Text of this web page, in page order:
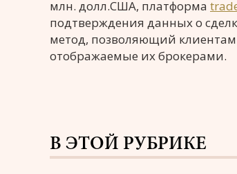
млн. долл.США, платформа
подтверждения данных о
метод, позволяющий клиентам
отображаемые их брокерами.
В ЭТОЙ РУБРИКЕ